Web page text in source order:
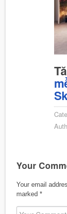
Your
Your email
marked *